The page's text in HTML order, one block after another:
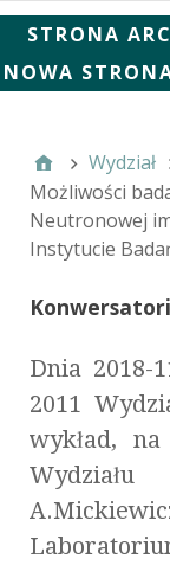
STRONA
NOWA
Wydział
Możliwości
Neutronowej
Instytucie
Dnia 2018-
2011
wykład,